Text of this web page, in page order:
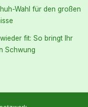
Wahl für den großen
fit: So bringt Ihr
Schwung